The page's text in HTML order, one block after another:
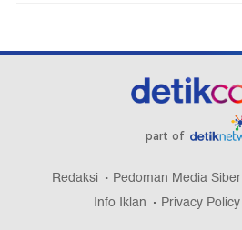
part of
Redaksi Pedoman Media Siber
Info Iklan
Privacy Policy